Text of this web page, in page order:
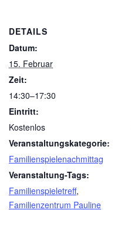
DETAILS
Datum:
15. Februar
Zeit:
14:30–17:30
Eintritt:
Kostenlos
Veranstaltungskategorie:
Familienspielenachmittag
Veranstaltung-Tags:
Familienspieletreff,
Familienzentrum Pauline